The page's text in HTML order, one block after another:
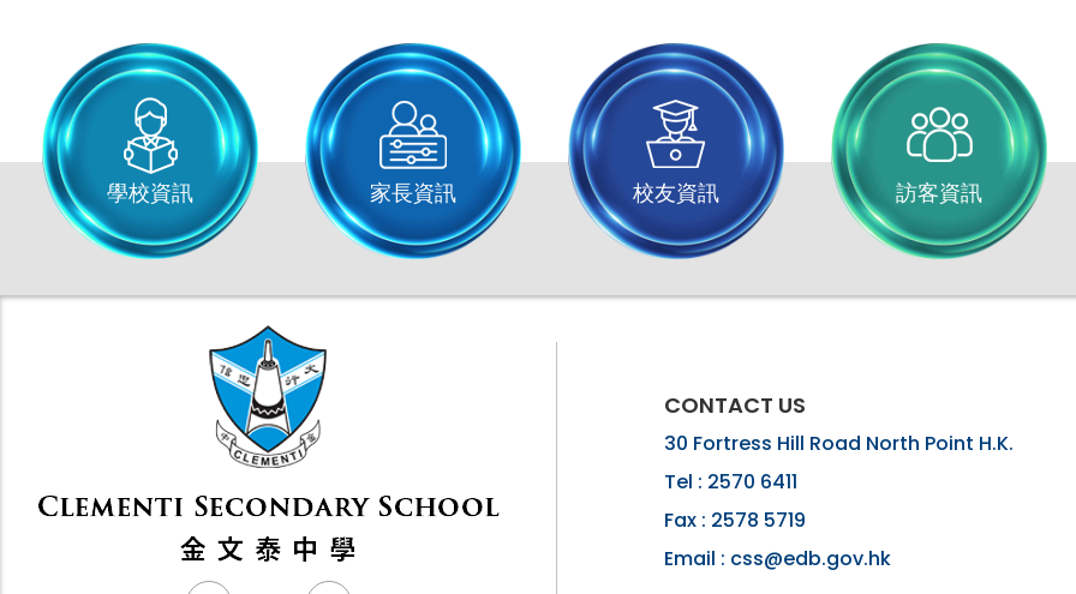
學校資訊 家長資訊 校友資訊 訪客資訊
CONTACT US
30 Fortress Hill Road North Point H.K.
Tel : 2570 6411
Fax : 2578 5719
Email : css@edb.gov.hk